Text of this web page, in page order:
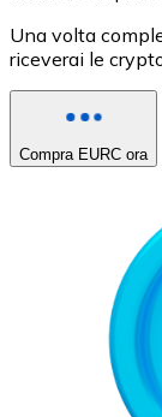
Una volta
riceverai le
Compra EURC ora